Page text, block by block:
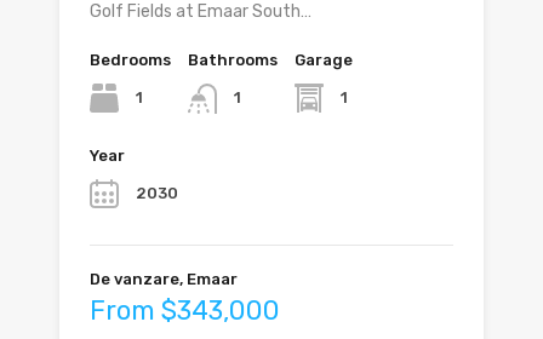
Golf Fields at Emaar South…
Bedrooms
1
Bathrooms
1
Garage
1
Year
2030
De vanzare, Emaar
From $343,000